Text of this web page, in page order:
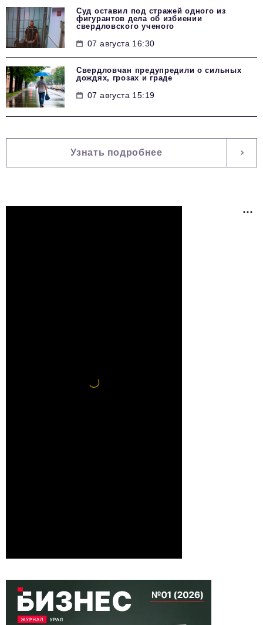
Суд оставил под стражей одного из
фигурантов дела об избиении
свердловского ученого
07 августа 16:30
Свердловчан предупредили о сильных
дождях, грозах и граде
07 августа 15:19
Узнать подробнее